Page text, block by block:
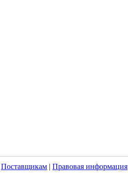
Поставщикам | Правовая информация